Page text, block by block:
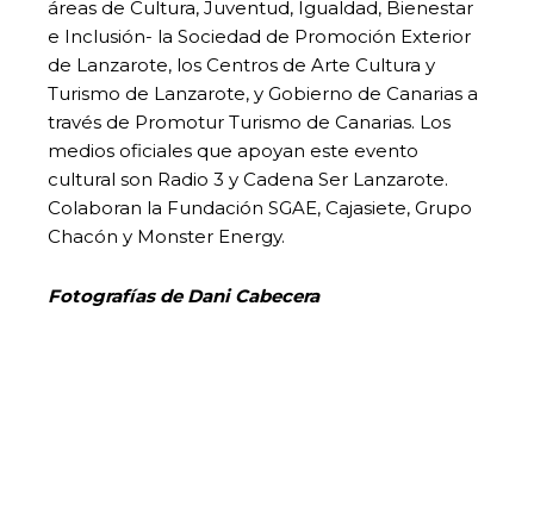
áreas de Cultura, Juventud, Igualdad, Bienestar
e Inclusión- la Sociedad de Promoción Exterior
de Lanzarote, los Centros de Arte Cultura y
Turismo de Lanzarote, y Gobierno de Canarias a
través de Promotur Turismo de Canarias. Los
medios oficiales que apoyan este evento
cultural son Radio 3 y Cadena Ser Lanzarote.
Colaboran la Fundación SGAE, Cajasiete, Grupo
Chacón y Monster Energy.
Fotografías de Dani Cabecera